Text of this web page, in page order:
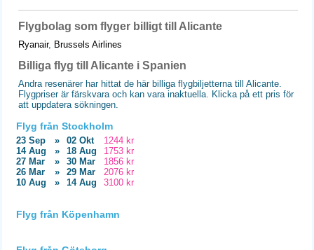
Flygbolag som flyger billigt till Alicante
Ryanair, Brussels Airlines
Billiga flyg till Alicante i Spanien
Andra resenärer har hittat de här billiga flygbiljetterna till Alicante.
Flygpriser är färskvara och kan vara inaktuella. Klicka på ett pris för
att uppdatera sökningen.
Flyg från Stockholm
23 Sep » 02 Okt
1244 kr
14 Aug
» 18 Aug
1753 kr
27 Mar
» 30 Mar
1856 kr
26 Mar
» 29 Mar
2076 kr
10 Aug
» 14 Aug 3100 kr
Flyg från Köpenhamn